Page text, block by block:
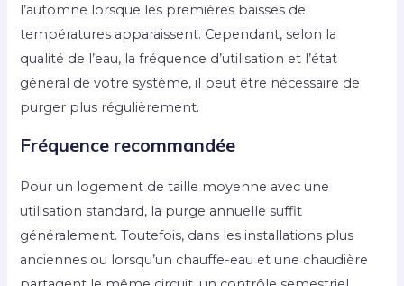
l’automne lorsque les premières baisses de
températures apparaissent. Cependant, selon la
qualité de l’eau, la fréquence d’utilisation et l’état
général de votre système, il peut être nécessaire de
purger plus régulièrement.
Fréquence recommandée
Pour un logement de taille moyenne avec une
utilisation standard, la purge annuelle suffit
généralement. Toutefois, dans les installations plus
anciennes ou lorsqu’un chauffe-eau et une chaudière